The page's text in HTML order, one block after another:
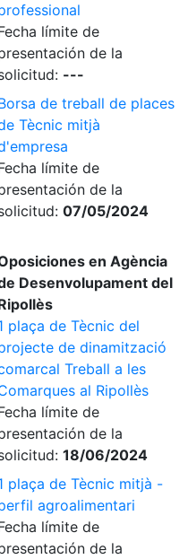
límite de
de la
---
de treball de places
Tècnic mitjà
límite de
de la
07/05/2024
en Agència
Desenvolupament del
plaça de Tècnic del
de dinamització
Treball a les
al Ripollès
límite de
de la
18/06/2024
plaça de Tècnic mitjà -
agroalimentari
límite de
de la